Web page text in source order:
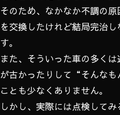
そのため、なかなか不調の
を交換したけれど結局完治
す。
また、そういった車の多く
が古かったりして“そんな
ことも少なくありません。
しかし、実際には点検して